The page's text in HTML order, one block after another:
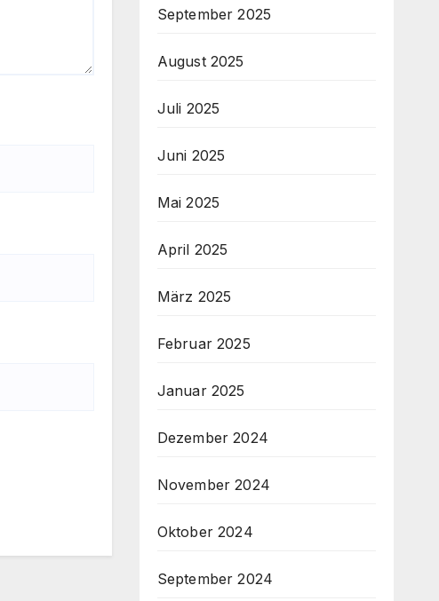
September 2025
August 2025
Juli 2025
Juni 2025
Mai 2025
April 2025
März 2025
Februar 2025
Januar 2025
Dezember 2024
November 2024
Oktober 2024
September 2024